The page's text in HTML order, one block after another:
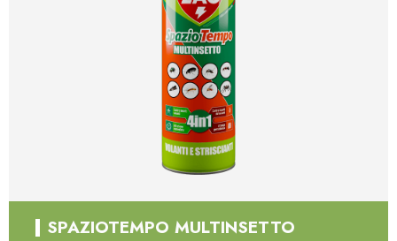
SPAZIOTEMPO MULTINSETTO